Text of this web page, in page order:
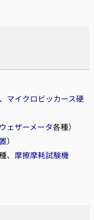
、 マイクロビッカース硬
ウェザーメータ各種）
）
、 摩擦摩耗試験機